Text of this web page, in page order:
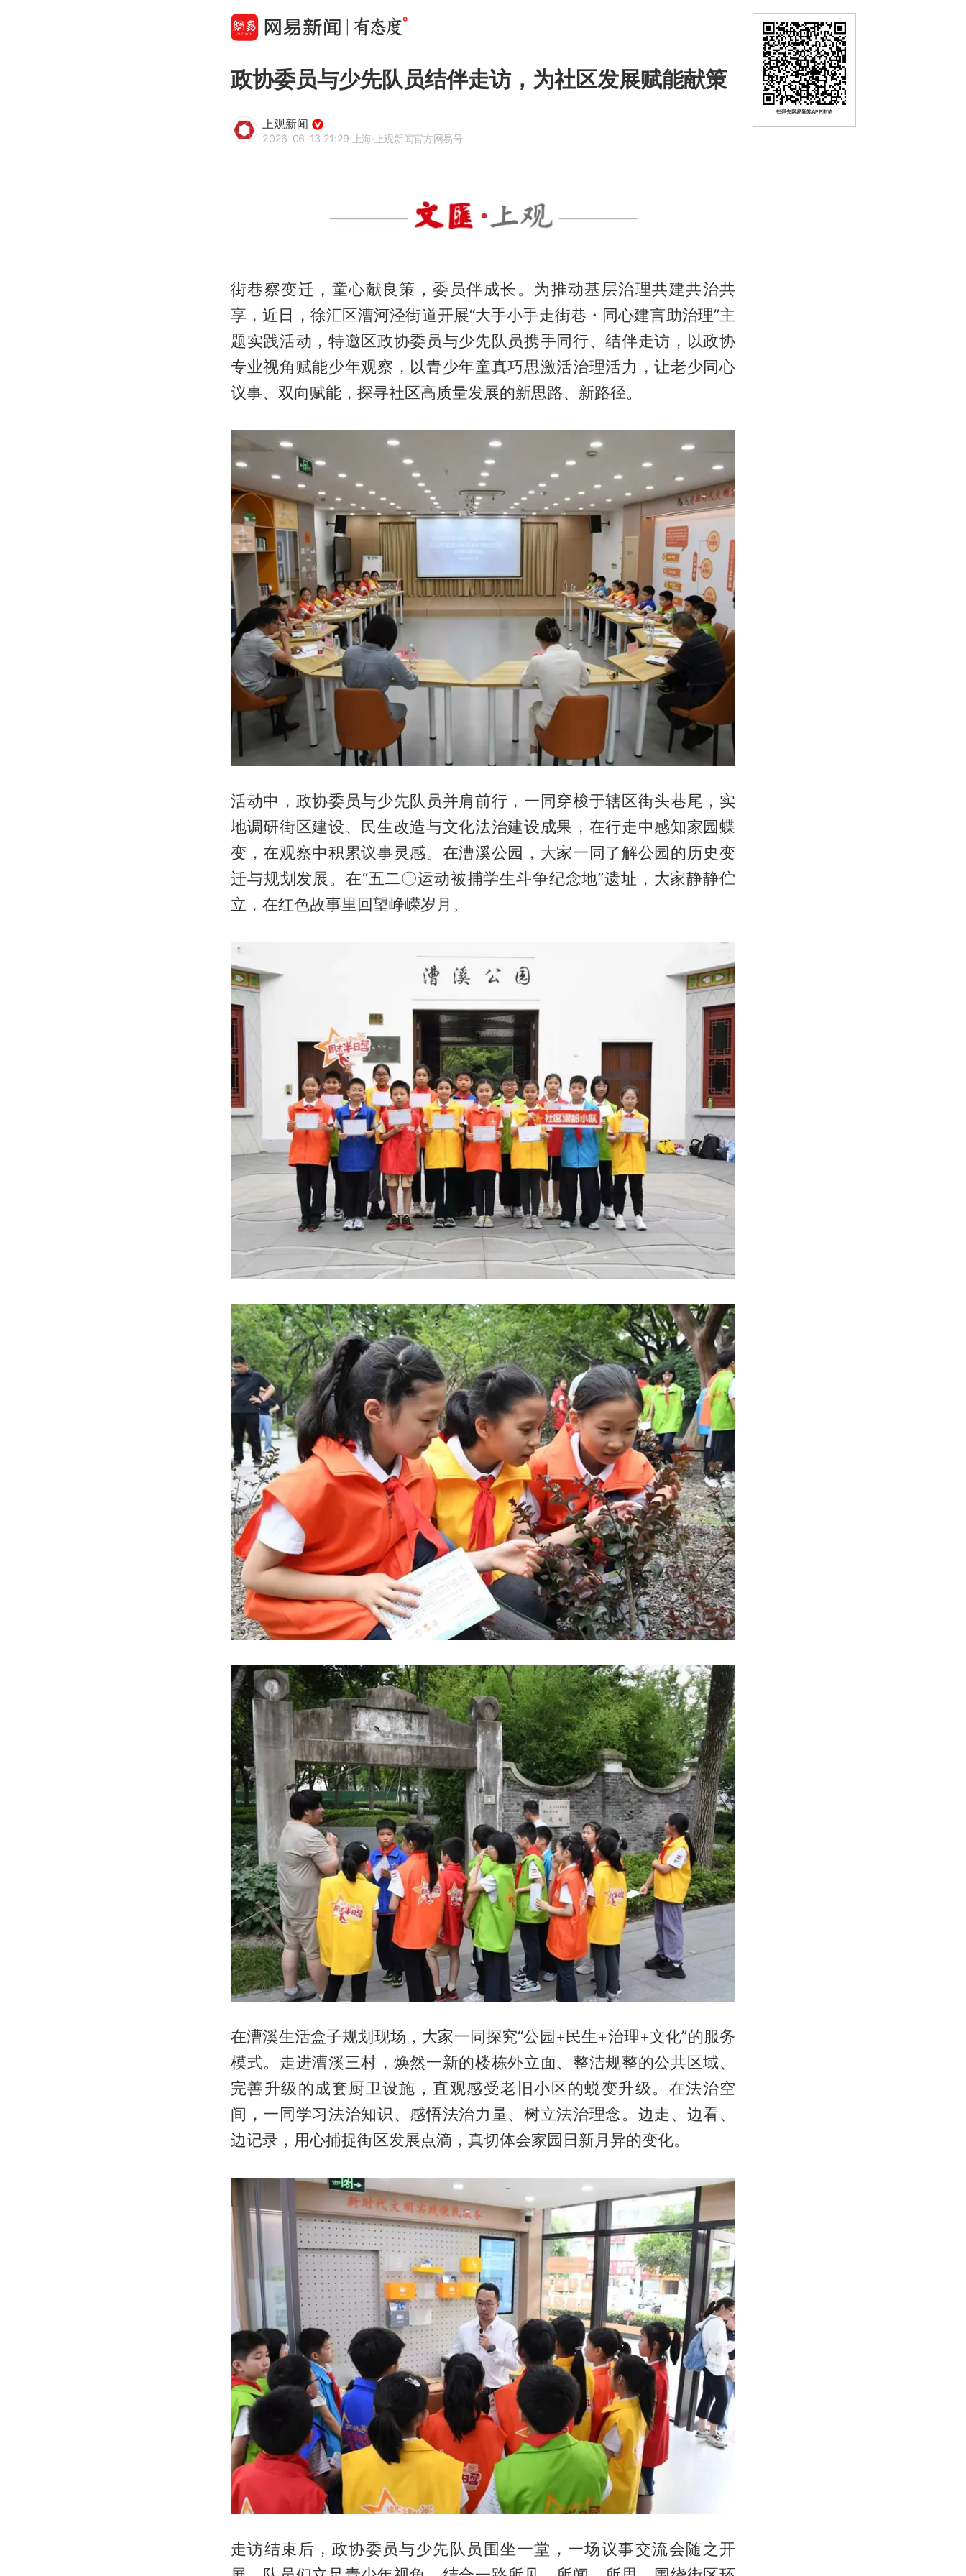
政协委员与少先队员结伴走访，为社区发展赋能献策
上观新闻
2026-06-13 21:29·上海·上观新闻官方网易号
街巷察变迁，童心献良策，委员伴成长。为推动基层治理共建共治共
享，近日，徐汇区漕河泾街道开展“大手小手走街巷・同心建言助治理”主
题实践活动，特邀区政协委员与少先队员携手同行、结伴走访，以政协
专业视角赋能少年观察，以青少年童真巧思激活治理活力，让老少同心
议事、双向赋能，探寻社区高质量发展的新思路、新路径。
活动中，政协委员与少先队员并肩前行，一同穿梭于辖区街头巷尾，实
地调研街区建设、民生改造与文化法治建设成果，在行走中感知家园蝶
变，在观察中积累议事灵感。在漕溪公园，大家一同了解公园的历史变
迁与规划发展。在“五二〇运动被捕学生斗争纪念地”遗址，大家静静伫
立，在红色故事里回望峥嵘岁月。
在漕溪生活盒子规划现场，大家一同探究“公园+民生+治理+文化”的服务
模式。走进漕溪三村，焕然一新的楼栋外立面、整洁规整的公共区域、
完善升级的成套厨卫设施，直观感受老旧小区的蜕变升级。在法治空
间，一同学习法治知识、感悟法治力量、树立法治理念。边走、边看、
边记录，用心捕捉街区发展点滴，真切体会家园日新月异的变化。
走访结束后，政协委员与少先队员围坐一堂，一场议事交流会随之开
扫码去网易新闻APP浏览